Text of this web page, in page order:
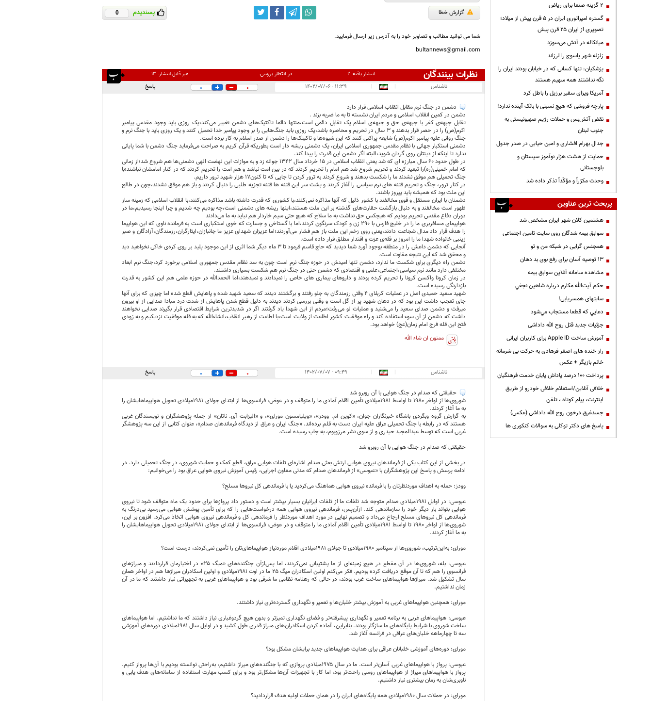
گزارش خطا پسندیدم 0
شما می توانید مطالب و تصاویر خود را به آدرس زیر ارسال فرمایید.
bultannews@gmail.com
نظرات بینندگان انتشار یافته:۲ در انتظار بررسی: غیر قابل انتشار:۱۳
ناشناس |
| ۱۱:۳۹ - ۱۴۰۲/۰۷/۰۶ 0
0 پاسخ
دشمن در جنگ نرم مقابل انقلاب اسلامی قرار دارد
دشمن در کمین انقلاب اسلامی و مردم ایران نشسته تا به ما ضربه بزند .
تقابل جبهه‌ی کفر با جبهه‌ی حق و جبهه‌ی اسلام یک تقابل دائمی است،منتها دائما تاکتیک‌های دشمن تغییر می‌کند،یک روزی باید وجود مقدس پیامبر
اکرم(ص) را در حصر قرار بدهند و ۳ سال در تحریم و محاصره باشد،یک روزی باید جنگ‌هایی را بر وجود پیامبر خدا تحمیل کنند و یک روزی باید با جنگ نرم و
جنگ روانی علیه پیامبر اکرم(ص) شایعه پراکنی کنند که این شیوه‌ها و تاکیتک‌ها را دشمن از صدر اسلام به کار برده است.
دشمنی استکبار جهانی با نظام مقدس جمهوری اسلامی ایران، یک دشمنی ریشه دار است بطوریکه قرآن کریم به صراحت می‌فرماید جنگ دشمن با شما پایانی
ندارد تا اینکه از دینتان روی گردان شوید،البته اگر دشمن این قدرت را پیدا کند.
در طول حدود ۶۰ سال مبارزه ای که شد یعنی انقلاب اسلامی در ۱۵ خرداد سال ۱۳۴۲ جوانه زد و به موازات این نهضت الهی دشمنی‌ها هم شروع شد؛از زمانی
که امام خمینی(ره)را تبعید کردند و تحریم شروع شد هم امام را تحریم کردند که در بین امت نباشد و هم امت را تحریم کردند که در کنار امامشان نباشند؛با
جنگ تحمیلی هم موفق نشدند ما را شکست بدهند و شروع کردند به ترور کردن تا جایی که تا کنون۱۷ هزار شهید ترور داریم.
در کنار ترور، جنگ و تحریم فتنه های نرم سیاسی را آغاز کردند و پشت سر این فتنه ها فتنه تجزیه طلبی را دنبال کردند و باز هم موفق نشدند،چون در طالع
این ملت بود که همیشه باید پیروز باشند.
دشمنان با ایران مستقل و قوی مخالفند با کشور ذلیل که آنها مذاکره نمی‌کنند،با کشوری که قدرت داشته باشد مذاکره می‌کنند،با انقلاب اسلامی که زمینه ساز
ظهور است مخالفند و به دنبال بازگشت حقارت‌های گذشته بر این ملت هستند،اینها ریشه های دشمنی است،چه بودیم چه شدیم و چرا اینجا رسیدیم،ما در
دوران دفاع مقدس تحریم بودیم که هیچکس حق نداشت به ما سلاح که هیچ حتی سیم خاردار هم نباید به ما می‌دادند
هواپیمای مسافربری ما را در خلیج فارس با ۲۹۰ زن و کودک سرنگون کردند،اما با گستاخی و جسارت که خوی استکباری است به فرمانده ناوی که این هواپیما
را هدف قرار داد مدال شجاعت دادند،یعنی روی زخم این ملت باز هم فشار می‌آوردند؛اما عزیزان شهدای عزیز ما جانبازان،ایثارگران،رزمندگان،آزادگان و صبر
زینبی خانواده شهدا ما را امروز بر قله‌ی عزت و اقتدار مطلق قرار داده است.
آنجایی که دشمن داعش را در منطقه بوجود آورد شما دیدید که حاج قاسم فرمود تا ۳ ماه دیگر شما اثری از این موجود پلید بر روی کره‌ی خاکی نخواهید دید
و محقق شد که این نتیجه مقاوت است.
دشمن راه دیگری برای شکست ما ندارد، دشمن تنها امیدش در حوزه جنگ نرم است چون به سد نظام مقدس جمهوری اسلامی برخورد کرد،جنگ نرم ابعاد
مختلفی دارد مانند نرم سیاسی،اجتماعی،علمی و اقتصادی که دشمن حتی در جنگ نرم هم شکست بسیاری داشتند.
در زمان کرونا واکسن کرونا را تحریم کرده بودند و داروهای بیماری های خاص را نمیدادند و نمیدهند،اما الحمدالله در حوزه علمی هم این کشور به قدرت
بازدارنگی رسیده است.
شهید سعید حمیدی اصل در عملیات کربلای ۴ وقتی رزمندگان به جلو رفتند و برگشتند دیدند که سعید شهید شده و پاهایش قطع شده اما چیزی که برای آنها
جای تعجب داشت این بود که در دهان شهید پر از گل است و وقتی بررسی کردند دیدند به دلیل قطع شدن پاهایش از شدت درد مبادا صدایی از او بیرون
میرفت و دشمن صدای سعید را می‌شنید و عملیات لو می‌رفت؛مردم از این شهدا یاد گرفتند اگر در شدیدترین شرایط اقتصادی قرار بگیرند صدایی نخواهند
داشت که دشمن از آن سوء استفاده کند و راه موفقیت کشور اطاعت از ولایت است،با اطاعت از رهبر انقلاب،انشاءالله که به قله موفقیت نزدیکیم و به زودی
فتح این قله فرج امام زمان(عج) خواهد بود.
ممنون ان شاء الله
ناشناس |
| ۰۹:۴۹ - ۱۴۰۲/۰۷/۰۷ 0
0 پاسخ
حقیقتی که صدام در جنگ هوایی با آن روبرو شد
شوروی‌ها از اواخر ۱۹۸۰ تا اواسط ۱۹۸۱میلادی تأمین اقلام آمادی ما را متوقف و در عوض، فرانسوی‌ها از ابتدای جولای ۱۹۸۱میلادی تحویل هواپیماهایشان را
به ما آغاز کردند.
به گزارش گروه وبگردی باشگاه خبرنگاران جوان، «کوین ام. وودز»، «ویلیامسون مورای»، و «الیزابت آی. ناتان» از جمله پژوهشگران و نویسندگان غربی
هستند که در رابطه با جنگ تحمیلی عراق علیه ایران دست به قلم برده‌اند. «جنگ ایران و عراق از دیدگاه فرماندهان صدام»، عنوان کتابی از این سه پژوهشگر
غربی است که توسط عبدالمجید حیدری و از سوی نشر مرزوبوم، به چاپ رسیده است.
حقیقتی که صدام در جنگ هوایی با آن روبرو شد
در بخشی از این کتاب یکی از فرماندهان نیروی هوایی ارتش بعثی صدام اشاره‌ای تلفات هوایی عراق، قطع کمک و حمایت شوروی، در جنگ تحمیلی دارد. در
ادامه پرسش و پاسخ این پژوهشگران با «عبوسی» از فرماندهان صدام که مدتی معاون اجرایی، رئیس آموزش نیروی هوایی عراق بود را می‌خوانیم:
وودز: حمله به اهداف موردنظرتان را با فرمانده نیروی هوایی هماهنگ می­‌کردید یا با فرماندهی کل نیرو‌ها مسلح؟
عبوسی: در اوایل ۱۹۸۱میلادی صدام متوجه شد تلفات ما از تلفات ایرانیان بسیار بیشتر است و دستور داد پرواز‌ها برای حدود یک ماه متوقف شود تا نیروی
هوایی بتواند بار دیگر خود را سازماندهی کند. ازآن‌پس، فرماندهی نیروی هوایی همه درخواست‌هایی را که برای تأمین پوشش هوایی می‌رسید بی‌درنگ به
فرماندهی کل نیرو‌های مسلح ارجاع می‌داد و تصمیم نهایی در مورد اهداف موردنظر را فرماندهی کل و فرماندهی نیروی هوایی اتخاذ می‌کرد. افزون بر این،
شوروی‌ها از اواخر ۱۹۸۰ تا اواسط ۱۹۸۱میلادی تأمین اقلام آمادی ما را متوقف و در عوض، فرانسوی‌ها از ابتدای جولای ۱۹۸۱میلادی تحویل هواپیماهایشان را
به ما آغاز کردند.
مورای: به‌این‌ترتیب، شوروی‌ها از سپتامبر ۱۹۸۰میلادی تا جولای ۱۹۸۱میلادی اقلام موردنیاز هواپیماهای‌تان را تأمین نمی‌کردند، درست است؟
عبوسی: بله، شوروی‌ها در آن مقطع در هیچ زمینه‌ای از ما پشتیبانی نمی‌کردند، اما پس‌ازآن جنگنده‌های «میگ ۲۵» در اختیارمان قراردادند و میراژ‌های
فرانسوی را هم که تا آن موقع دریافت کرده بودیم. فکر می‌کنم اولین اسکادران میگ ۲۵ ما در اوت ۱۹۸۱میلادی و اولین اسکادران میراژ‌ها هم در اواخر همان
سال تشکیل شد. میراژ‌ها هواپیما‌های ساخت غرب بودند، در حالی که رهنامه نظامی ما شرقی بود و هواپیما‌های غربی به تجهیزاتی نیاز داشتند که ما در آن
زمان نداشتیم.
مورای: همچنین هواپیما‌های غربی به آموزش بیشتر خلبان­‌ها و تعمیر و نگهداری گسترده‌تری نیاز داشتند.
عبوسی: هواپیما‌های غربی به برنامه تعمیر و نگهداری پیشرفته‌تر و فضای نگهداری تمیزتر و بدون هیچ گردوغباری نیاز داشتند که ما نداشتیم. اما هواپیما‌های
ساخت شوروی با شرایط پایگاه‌های ما سازگار بودند. بنابراین، آماده کردن اسکادران­‌های میراژ قدری طول کشید و در اوایل سال ۱۹۸۱میلادی دوره­‌های آموزشی
سه تا چهارماهه خلبان‌های عراقی در فرانسه آغاز شد.
مورای: دوره‌­های آموزشی خلبانان عراقی برای هدایت هواپیما‌های جدید برایشان مشکل بود؟
عبوسی: پرواز با هواپیما‌های غربی آسان‌تر است. ما در سال ۱۹۷۵میلادی پروازی که با جنگنده‌های میراژ داشتیم، به‌راحتی توانسته بودیم با آن‌ها پرواز کنیم.
پرواز با هواپیما‌های میراژ از هواپیما‌های روسی راحت‌تر بود، اما کار با تجهیزات آن‌ها مشکل‌تر بود و برای کسب مهارت استفاده از سامانه‌های هدف یابی و
ناوبری‌شان به زمان بیشتری نیاز داشتیم.
مورای: در حملات سال ۱۹۸۰میلادی همه پایگاه‌های ایران را در همان حملات اولیه هدف قراردادید؟
۲ گزینه صنعا برای ریاض
گستره امپراتوری ایران در ۵ قرن پیش از میلاد؛
تصویری از ایران ۲۵ قرن پیش
میانکاله در آتش می‌سوزد
زلزله شهر یاسوج را لرزاند
پزشکیان: تنها کسانی که در خیابان بودند ایران را
نگه نداشتند همه سهیم هستند
آمریکا ویزای سفیر برزیل را باطل کرد
پارچه فروشی که هیچ نسبتی با بانک آینده ندارد!
نقض آتش‌بس و حملات رژیم صهیونیستی به
جنوب لبنان
جدال بهرام افشاری و امین حیایی در صدر جدول
حمایت از هشت هزار نوآموز سیستان و
بلوچستانی
وحدت مکرّراً و مؤکّداً تذکر داده شد
پربحث ترین عناوین
هشتمین کلان شهر ایران مشخص شد
سوابق بیمه شدگان روی سایت تامین اجتماعی
همجنس گرایی در شبکه من و تو
13 توصیه آسان برای رفع بوی بد دهان
مشاهده سامانه آنلاين سوابق بیمه
حكم آيت‌الله مكارم درباره شاهين نجفي
سایتهای همسریابی!
دعايي كه قطعا مستجاب مي‌شود
جزئیات جدید قتل روح الله داداشی
آموزش ساخت Apple ID برای کاربران ایرانی
راز خنده های اصغر فرهادی به حرکت بی شرمانه
خانم بازیگر + عکس
پرداخت ۱۰۰ درصد پاداش پایان خدمت فرهنگیان
خلافی آنلاین/استعلام خلافی خودرو از طریق
اینترنت، پیام کوتاه ، تلفن
جسدغرق درخون روح الله داداشی (عکس)
پاسخ های دکتر توکلی به سوالات کنکوری ها